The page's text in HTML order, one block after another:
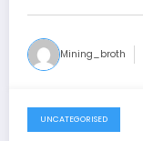
Mining_broth
4 ноября 2024
UNCATEGORISED